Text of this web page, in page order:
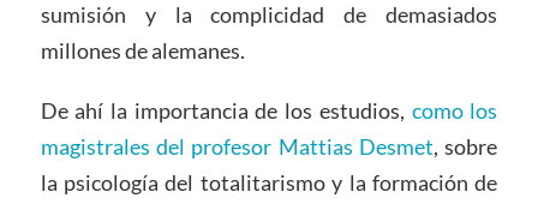
sumisión y la complicidad de demasiados
millones de alemanes.
De ahí la importancia de los estudios, como los
magistrales del profesor Mattias Desmet, sobre
la psicología del totalitarismo y la formación de